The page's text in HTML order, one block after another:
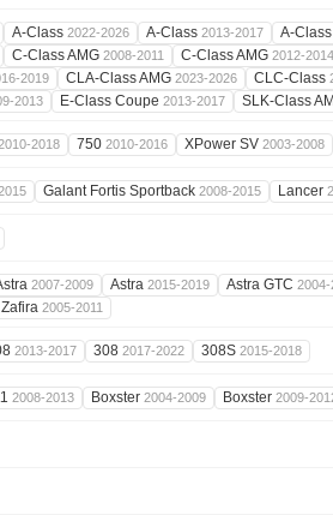
A-Class 2022-2026 A-Class 2013-2017 A-
C-Class AMG 2008-2011 C-Class AMG 2012-2014
2019 CLA-Class AMG 2023-2026 CLC-Class
2013 E-Class Coupe 2013-2017 SLK-Class
2018 750 2010-2016 XPower SV 2003-2008
Galant Fortis Sportback 2008-2015 Lancer
2007-2009 Astra 2015-2019 Astra GTC 2004-
Zafira 2005-2011
2013-2017 308 2017-2022 308S 2015-2018
2008-2013 Boxster 2004-2009 Boxster 2009-